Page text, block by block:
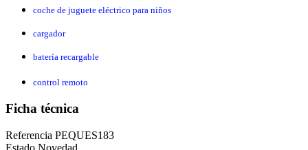
coche de juguete eléctrico para niños
cargador
batería recargable
control remoto
Ficha técnica
Referencia PEQUES183